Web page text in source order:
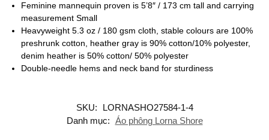
Feminine mannequin proven is 5’8″ / 173 cm tall and carrying
measurement Small
Heavyweight 5.3 oz / 180 gsm cloth, stable colours are 100%
preshrunk cotton, heather gray is 90% cotton/10% polyester,
denim heather is 50% cotton/ 50% polyester
Double-needle hems and neck band for sturdiness
SKU:
LORNASHO27584-1-4
Danh mục: Áo phông Lorna Shore